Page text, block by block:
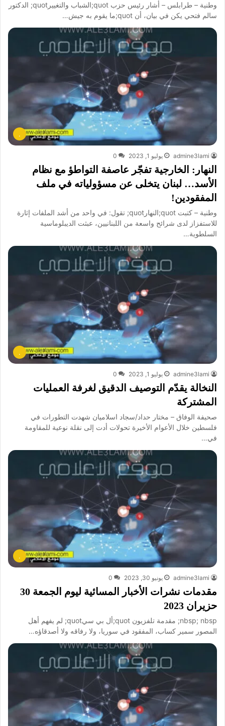
وطنية – طرابلس – أشار رئيس حزب quot;الشباب والتغييرquot; الدكتور
سالم فتحي يكن في بيان، أن quot;ما يقوم به جيش…
.
admine3lami يوليو 1, 2023 0
النهار: الخارجية تفجّر عاصفة التواطؤ مع نظام
الأسد… لبنان يتخلى عن مسؤولياته في ملف
المفقودين!
وطنية – كتبت quot;النهارquot; تقول: في واحد من أشد الملفات إثارة
للاستفزاز لدى شرائح واسعة من اللبنانيين، عبثت الديبلوماسية
السلطوية…
.
admine3lami يوليو 1, 2023 0
النخالة يقدّم التوصيف الدقيق لغرفة العمليات
المشتركة
صحيفة الوفاق – مختار حداد/سجاد اسلاميان شهدت التطورات في
فلسطين خلال الأعوام الأخيرة تحولات أدت إلى نقلة نوعية للمقاومة
في…
.
admine3lami يونيو 30, 2023 0
مقدمات نشرات الأخبار المسائية ليوم الجمعة 30
حزيران 2023
nbsp; nbsp; مقدمة تلفزيون quot;أل بي سيquot; لم يفهم أهل
المصور سمير كساب، المفقود في سوريا، ولا رفاقه ولا أصدقاؤه…